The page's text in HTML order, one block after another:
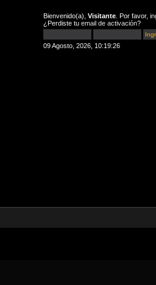
Bienvenido(a), Visitante . Por favor,
¿Perdiste tu email de activación?
09 Agosto, 2026, 10:19:26